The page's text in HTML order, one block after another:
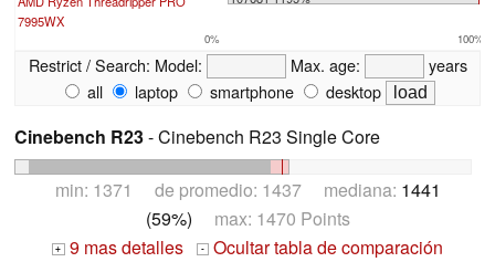
7995WX
0% 100%
Restrict / Search: Model: Max. age:
years
all
laptop smartphone desktop
Cinebench R23- Cinebench R23 Single Core
min: 1371 de promedio: 1437 mediana: 1441
(59%) max: 1470 Points
+ 9 mas detalles - Ocultar tabla de comparación